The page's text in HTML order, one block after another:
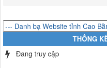
225/QĐ-BQLKKT
QUYẾT ĐỊNH Về việc công bố
năm 2024
Lượt xem:601 | lượt tải:650
THỐNG
Đang truy cập